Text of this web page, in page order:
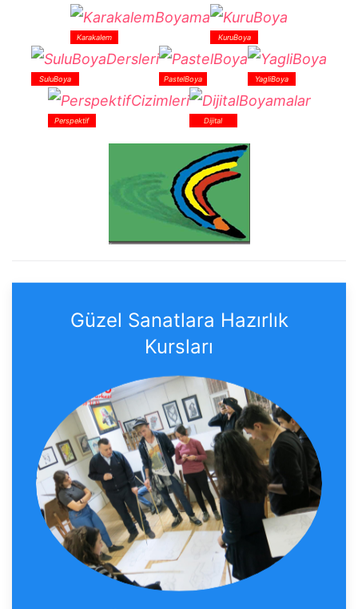
Karakalem KuruBoya
SuluBoya PastelBoya YagliBoya
Perspektif Dijital
Güzel Sanatlara Hazırlık
Kursları